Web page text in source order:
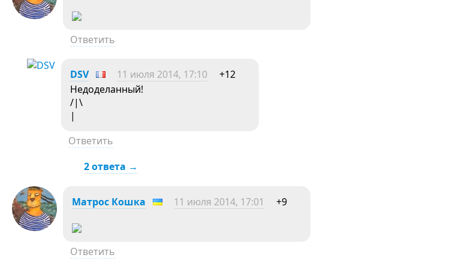
Ответить
DSV 11 июля 2014, 17:10
+12
Недоделанный!
/|\
|
Ответить
2 ответа →
Матрос Кошка 11 июля 2014, 17:01 +9
Ответить